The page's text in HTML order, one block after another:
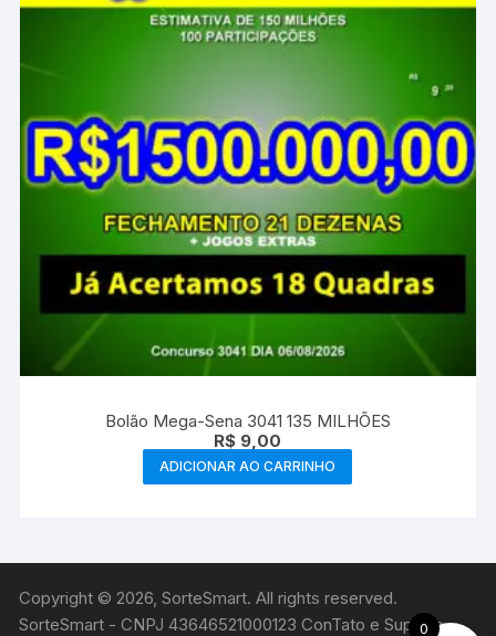
Bolão Mega-Sena 3041 135 MILHÕES
R$ 9,00
ADICIONAR AO CARRINHO
Copyright © 2026, SorteSmart. All rights reserved.
SorteSmart - CNPJ 43646521000123 ConTato e Suporte
0